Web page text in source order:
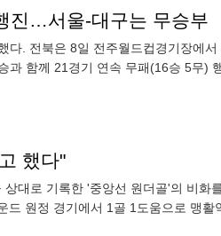
진…서울-대구는 무승부
다. 전북은 8일 전주월드컵경기장에
함께 21경기 연속 무패(16승 5무)
했다"
대로 기록한 '중앙선 원더골'의 비화
원정 경기에서 1골 1도움으로 맹활